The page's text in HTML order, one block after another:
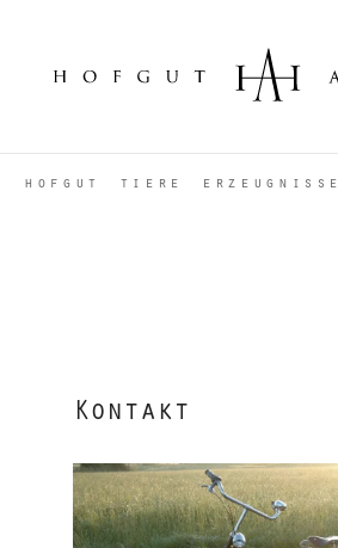
hofgut tiere erzeugnisse
Kontakt